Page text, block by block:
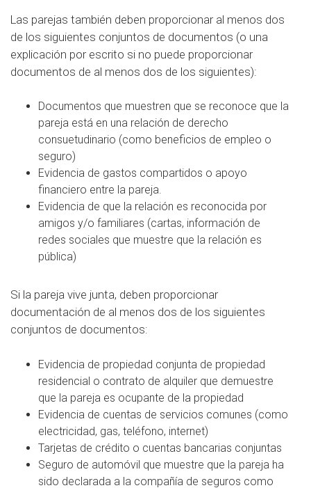
Las parejas también deben proporcionar al menos dos
de los siguientes conjuntos de documentos (o una
explicación por escrito si no puede proporcionar
documentos de al menos dos de los siguientes):
Documentos que muestren que se reconoce que la
pareja está en una relación de derecho
consuetudinario (como beneficios de empleo o
seguro)
Evidencia de gastos compartidos o apoyo
financiero entre la pareja.
Evidencia de que la relación es reconocida por
amigos y/o familiares (cartas, información de
redes sociales que muestre que la relación es
pública)
Si la pareja vive junta, deben proporcionar
documentación de al menos dos de los siguientes
conjuntos de documentos:
Evidencia de propiedad conjunta de propiedad
residencial o contrato de alquiler que demuestre
que la pareja es ocupante de la propiedad
Evidencia de cuentas de servicios comunes (como
electricidad, gas, teléfono, internet)
Tarjetas de crédito o cuentas bancarias conjuntas
Seguro de automóvil que muestre que la pareja ha
sido declarada a la compañía de seguros como